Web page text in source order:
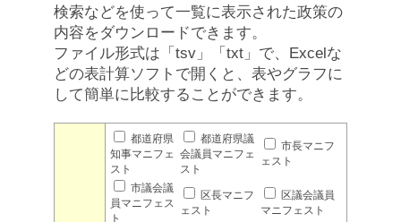
検索などを使って一覧に表示された政策の
内容をダウンロードできます。
ファイル形式は「tsv」「txt」で、Excelな
どの表計算ソフトで開くと、表やグラフに
して簡単に比較することができます。
都道府県
知事マニフェ
スト
都道府県議
会議員マニフェ
スト
市長マニフ
ェスト
市議会議
員マニフェス
ト
区長マニフ
ェスト
区議会議員
マニフェスト